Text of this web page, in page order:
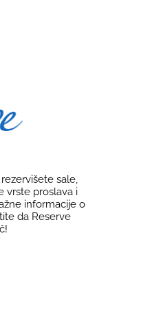
sale,
vrste proslava i
informacije o
da Reserve